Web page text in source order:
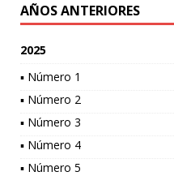
AÑOS ANTERIORES
2025
▪ Número 1
▪ Número 2
▪ Número 3
▪ Número 4
▪ Número 5